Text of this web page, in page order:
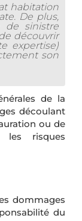
habitation
De plus,
de sinistre
découvrir
expertise)
son
de la
découlant
ou de
les risques
dommages
du